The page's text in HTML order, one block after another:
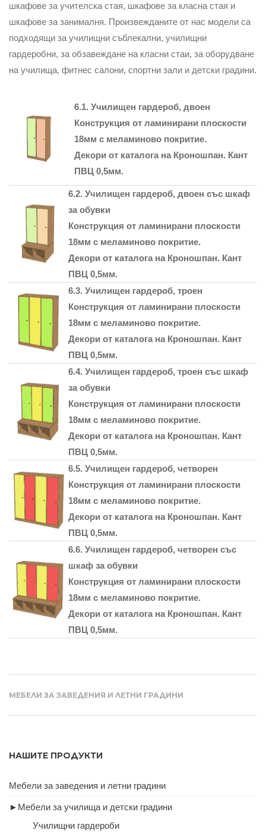
шкафове за учителска стая, шкафове за класна стая и
шкафове за занималня. Произвежданите от нас модели са
подходящи за училищни съблекални, училищни
гардеробни, за обзавеждане на класни стаи, за оборудване
на училища, фитнес салони, спортни зали и детски градини.
6.1. Училищен гардероб, двоен
Конструкция от ламинирани плоскости
18мм с меламиново покритие.
Декори от каталога на Кроношпан. Кант
ПВЦ 0,5мм.
6.2. Училищен гардероб, двоен със шкаф
за обувки
Конструкция от ламинирани плоскости
18мм с меламиново покритие.
Декори от каталога на Кроношпан. Кант
ПВЦ 0,5мм.
6.3. Училищен гардероб, троен
Конструкция от ламинирани плоскости
18мм с меламиново покритие.
Декори от каталога на Кроношпан. Кант
ПВЦ 0,5мм.
6.4. Училищен гардероб, троен със шкаф
за обувки
Конструкция от ламинирани плоскости
18мм с меламиново покритие.
Декори от каталога на Кроношпан. Кант
ПВЦ 0,5мм.
6.5. Училищен гардероб, четворен
Конструкция от ламинирани плоскости
18мм с меламиново покритие.
Декори от каталога на Кроношпан. Кант
ПВЦ 0,5мм.
6.6. Училищен гардероб, четворен със
шкаф за обувки
Конструкция от ламинирани плоскости
18мм с меламиново покритие.
Декори от каталога на Кроношпан. Кант
ПВЦ 0,5мм.
МЕБЕЛИ ЗА ЗАВЕДЕНИЯ И ЛЕТНИ ГРАДИНИ
НАШИТЕ ПРОДУКТИ
Мебели за заведения и летни градини
► Мебели за училища и детски градини
Училищни гардероби